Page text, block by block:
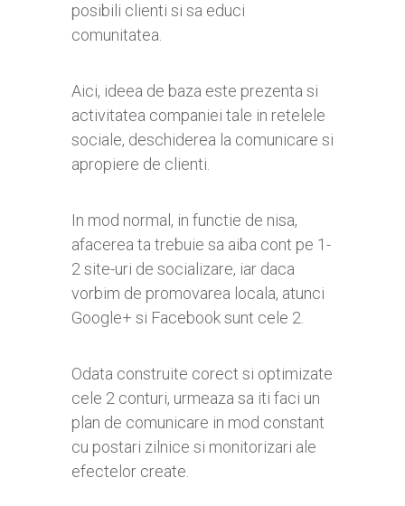
posibili clienti si sa educi
comunitatea.
Aici, ideea de baza este prezenta si
activitatea companiei tale in retelele
sociale, deschiderea la comunicare si
apropiere de clienti.
In mod normal, in functie de nisa,
afacerea ta trebuie sa aiba cont pe 1-
2 site-uri de socializare, iar daca
vorbim de promovarea locala, atunci
Google+ si Facebook sunt cele 2.
Odata construite corect si optimizate
cele 2 conturi, urmeaza sa iti faci un
plan de comunicare in mod constant
cu postari zilnice si monitorizari ale
efectelor create.